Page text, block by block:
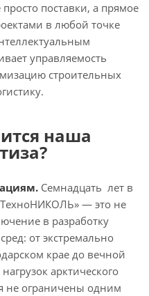
поставки, а прямое
в любой точке
управляемость
строительных
наша
Семнадцать лет в
— это не
в разработку
от экстремально
крае до вечной
арктического
не ограничены одним